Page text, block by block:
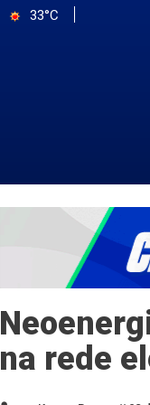
33°C
na rede